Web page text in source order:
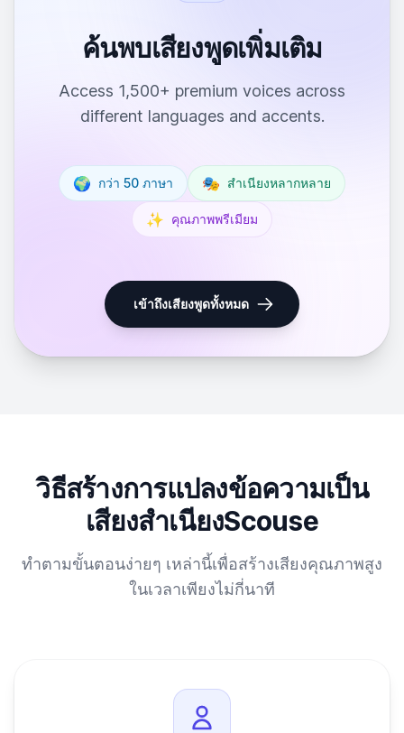
ค้นพบเสียงพูดเพิ่มเติม
Access 1,500+ premium voices across
different languages and accents.
🌍 กว่า 50 ภาษา 🎭 สำเนียงหลากหลาย
✨ คุณภาพพรีเมียม
เข้าถึงเสียงพูดทั้งหมด
วิธีสร้างการแปลงข้อความเป็น
เสียงสำเนียงScouse
ทำตามขั้นตอนง่ายๆ เหล่านี้เพื่อสร้างเสียงคุณภาพสูง
ในเวลาเพียงไม่กี่นาที